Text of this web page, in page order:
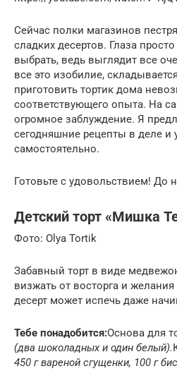
Сейчас полки магазинов
сладких десертов. Глаза
выбрать, ведь выглядит все
все это изобилие,
приготовить тортик дома
соответствующего опыта. На
огромное заблуждение. Я
сегодняшние рецепты в деле и
самостоятельно.
Готовьте с удовольствием! До
Детский торт «Мишка
Фото: Olya Tortik
Забавный торт в виде
визжать от восторга и
десерт может испечь даже
Тебе понадобится:Основа для
(два шоколадных и один белый).
450 г вареной сгущенки, 100 г